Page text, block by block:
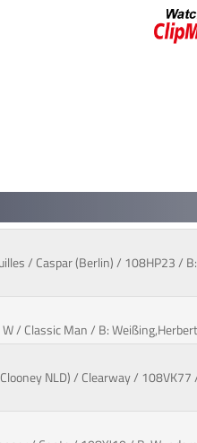
/ Caspar (Berlin) / 108HP23 /
/ Classic Man / B:
NLD) / Clearway / 108VK77